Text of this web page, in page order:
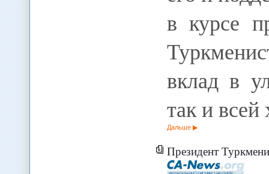
в курсе
вклад в
так и
Дальше
Президент Туркменистана подверг